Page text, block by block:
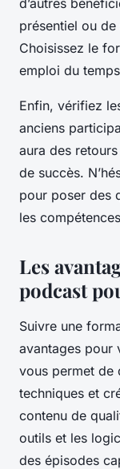
d’autres
présentiel ou
Choisissez le
emploi du
Enfin, vérifiez
anciens
aura des
de succès.
pour poser des
les
Les
podcast
Suivre une
avantages pour
vous permet de
techniques et
contenu de
outils et les
des épisodes